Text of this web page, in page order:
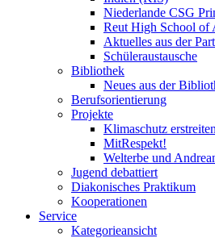
Niederlande CSG
Reut High School of
Aktuelles aus der
Schüleraustausche
Bibliothek
Neues aus der
Berufsorientierung
Projekte
Klimaschutz
MitRespekt!
Welterbe und
Jugend debattiert
Diakonisches Praktikum
Kooperationen
Service
Kategorieansicht